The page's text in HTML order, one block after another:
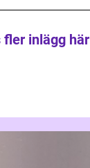
fler inlägg här